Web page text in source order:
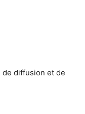
diffusion et de